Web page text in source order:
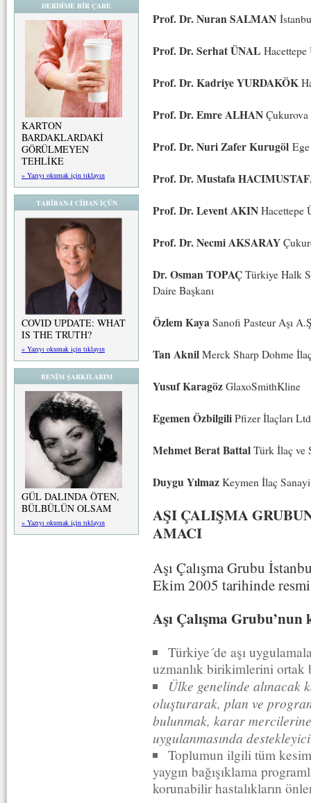
DERDİME BİR ÇARE
KARTON
BARDAKLARDAKİ
GÖRÜLMEYEN
TEHLİKE
» Yazıyı okumak için tıklayın
TABİBAN-I CİHAN İÇÜN
COVID UPDATE: WHAT
IS THE TRUTH?
» Yazıyı okumak için tıklayın
BENİM ŞARKILARIM
GÜL DALINDA ÖTEN,
BÜLBÜLÜN OLSAM
» Yazıyı okumak için tıklayın
Prof. Dr. Nuran SALMAN
Prof. Dr. Serhat ÜNAL Hacettepe
Prof. Dr. Kadriye YURDAKÖK
Prof. Dr. Emre ALHAN
Prof. Dr. Nuri Zafer Kurugöl
Prof. Dr. Mustafa
Prof. Dr. Levent AKIN Hacettepe
Prof. Dr. Necmi AKSARAY
Dr. Osman TOPAÇ Türkiye Halk
Daire Başkanı
Özlem Kaya Sanofi Pasteur Aşı
Tan Aknil Merck Sharp Dohme
Yusuf Karagöz GlaxoSmithKline
Egemen Özbilgili Pfizer İlaçları
Mehmet Berat Battal Türk İlaç ve
Duygu Yılmaz Keymen İlaç
AŞI ÇALIŞMA
AMACI
Aşı Çalışma Grubu
Ekim 2005 tarihinde
Aşı Çalışma
Türkiye´de aşı
uzmanlık birikimlerini ortak
Ülke genelinde alınacak
oluşturarak, plan ve
bulunmak, karar
uygulanmasında
Toplumun ilgili tüm
yaygın bağışıklama
korunabilir hastalıkların